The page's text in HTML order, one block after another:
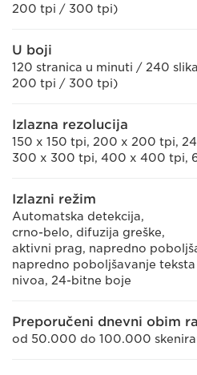
200 tpi / 300 tpi)
U boji
120 stranica u minuti / 240
200 tpi / 300 tpi)
Izlazna rezolucija
150 x 150 tpi, 200 x 200 tpi,
300 x 300 tpi, 400 x 400 tpi,
Izlazni režim
Automatska detekcija,
crno-belo, difuzija greške,
aktivni prag, napredno
napredno poboljšavanje teksta
nivoa, 24-bitne boje
Preporučeni dnevni obim
od 50.000 do 100.000